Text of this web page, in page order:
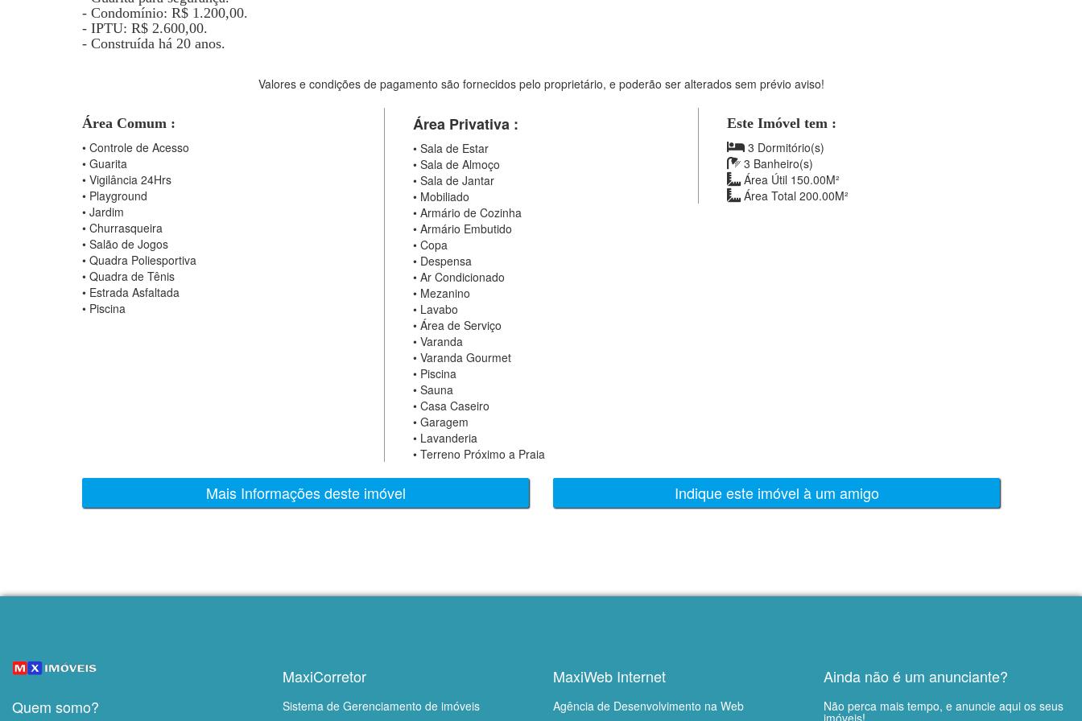
- Condomínio: R$ 1.200,00.
- IPTU: R$ 2.600,00.
- Construída há 20 anos.
Valores e condições de pagamento são fornecidos pelo proprietário, e poderão ser alterados sem prévio aviso!
Área Comum :
• Controle de Acesso
• Guarita
• Vigilância 24Hrs
• Playground
• Jardim
• Churrasqueira
• Salão de Jogos
• Quadra Poliesportiva
• Quadra de Tênis
• Estrada Asfaltada
• Piscina
Área Privativa :
• Sala de Estar
• Sala de Almoço
• Sala de Jantar
• Mobiliado
• Armário de Cozinha
• Armário Embutido
• Copa
• Despensa
• Ar Condicionado
• Mezanino
• Lavabo
• Área de Serviço
• Varanda
• Varanda Gourmet
• Piscina
• Sauna
• Casa Caseiro
• Garagem
• Lavanderia
• Terreno Próximo a Praia
Este Imóvel tem :
3 Dormitório(s)
3 Banheiro(s)
Área Útil 150.00M²
Área Total 200.00M²
Mais Informações deste imóvel Indique este imóvel à um amigo
Quem somo?
MaxiCorretor
Sistema de Gerenciamento de imóveis
MaxiWeb Internet
Agência de Desenvolvimento na Web
Ainda não é um anunciante?
Não perca mais tempo, e anuncie aqui os seus
imóveis!